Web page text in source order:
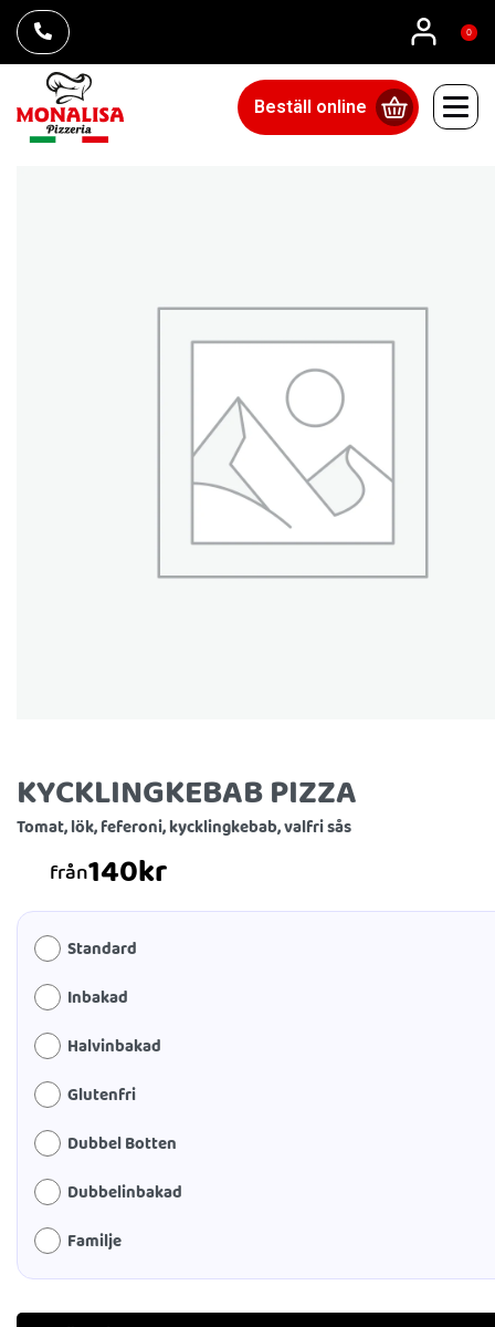
0
Beställ online
KYCKLINGKEBAB PIZZA
Tomat, lök, feferoni, kycklingkebab, valfri sås
från140kr
Standard
Inbakad
Halvinbakad
Glutenfri
Dubbel Botten
Dubbelinbakad
Familje